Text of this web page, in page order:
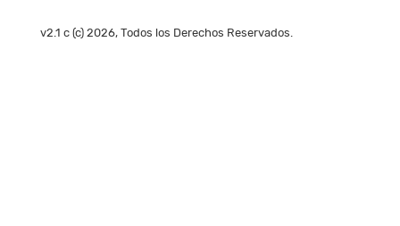
v2.1 c (c) 2026, Todos los Derechos Reservados.